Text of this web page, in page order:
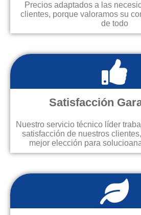
Precios adaptados a las
clientes, porque valoramos su
de todo
Satisfacción
Nuestro servicio técnico líder
satisfacción de nuestros
mejor elección para